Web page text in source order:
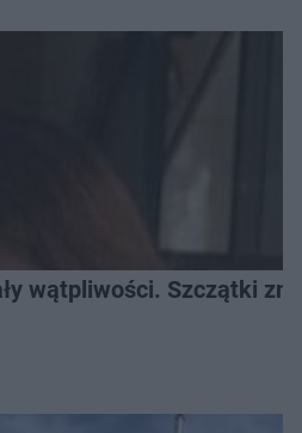
wątpliwości. Szczątki